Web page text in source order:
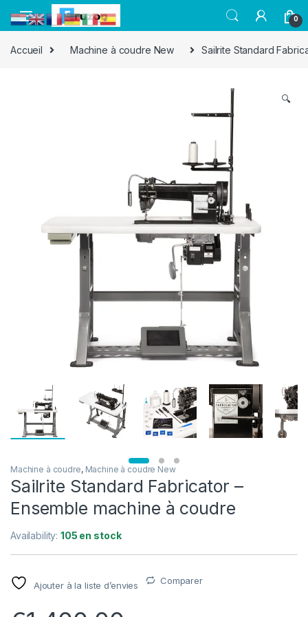
0
Accueil Machine à coudre New Sailrite Standard
🔍
Machine à coudre, Machine à coudre New
Sailrite Standard Fabricator –
Ensemble machine à coudre
Availability:105 en stock
Ajouter à la liste d’envies Comparer